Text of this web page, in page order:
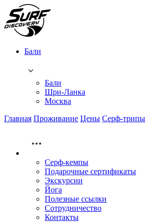
Бали
Бали
Шри-Ланка
Москва
Главная Проживание Цены Серф-трипы
Серф-кемпы
Подарочные сертификаты
Экскурсии
Йога
Полезные ссылки
Сотрудничество
Контакты